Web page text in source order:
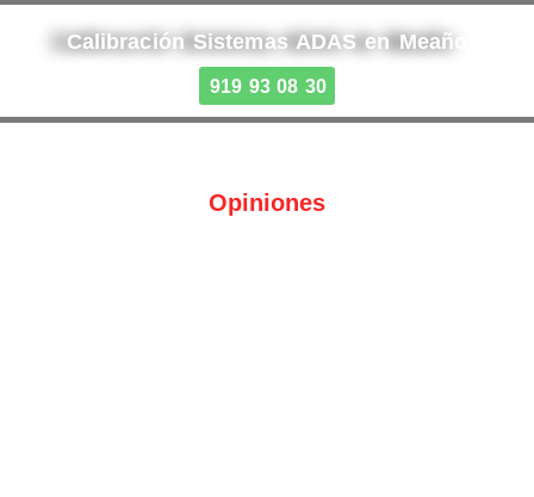
Calibración Sistemas ADAS en Meaño
919 93 08 30
Opiniones